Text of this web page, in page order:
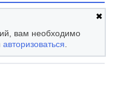
✖
вам необходимо
авторизоваться.